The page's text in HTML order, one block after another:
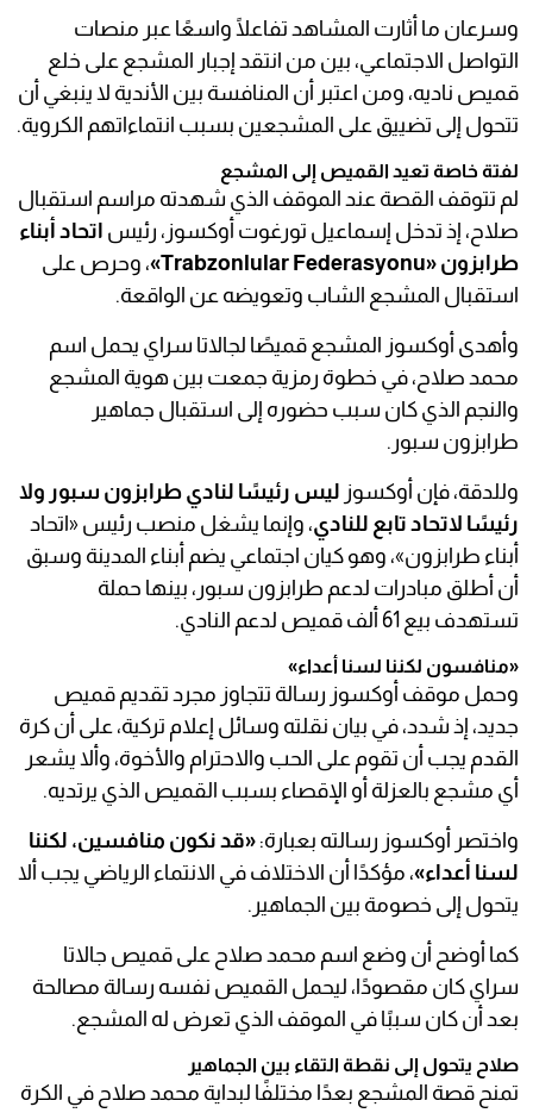
وسرعان ما أثارت المشاهد تفاعلًا واسعًا عبر منصات
التواصل الاجتماعي، بين من انتقد إجبار المشجع على خلع
قميص ناديه، ومن اعتبر أن المنافسة بين الأندية لا ينبغي أن
تتحول إلى تضييق على المشجعين بسبب انتماءاتهم الكروية.
لفتة خاصة تعيد القميص إلى المشجع
لم تتوقف القصة عند الموقف الذي شهدته مراسم استقبال
صلاح، إذ تدخل إسماعيل تورغوت أوكسوز، رئيس اتحاد أبناء
طرابزون «Trabzonlular Federasyonu»
، وحرص على
استقبال المشجع الشاب وتعويضه عن الواقعة.
وأهدى أوكسوز المشجع قميصًا لجالاتا سراي يحمل اسم
محمد صلاح، في خطوة رمزية جمعت بين هوية المشجع
والنجم الذي كان سبب حضوره إلى استقبال جماهير
طرابزون سبور.
وللدقة، فإن أوكسوز ليس رئيسًا لنادي طرابزون سبور ولا
رئيسًا لاتحاد تابع للنادي، وإنما يشغل منصب رئيس «اتحاد
أبناء طرابزون»، وهو كيان اجتماعي يضم أبناء المدينة وسبق
أن أطلق مبادرات لدعم طرابزون سبور، بينها حملة
تستهدف بيع 61 ألف قميص لدعم النادي.
«منافسون لكننا لسنا أعداء»
وحمل موقف أوكسوز رسالة تتجاوز مجرد تقديم قميص
جديد، إذ شدد، في بيان نقلته وسائل إعلام تركية، على أن كرة
القدم يجب أن تقوم على الحب والاحترام والأخوة، وألا يشعر
أي مشجع بالعزلة أو الإقصاء بسبب القميص الذي يرتديه.
واختصر أوكسوز رسالته بعبارة: «قد نكون منافسين، لكننا
لسنا أعداء»، مؤكدًا أن الاختلاف في الانتماء الرياضي يجب ألا
يتحول إلى خصومة بين الجماهير.
كما أوضح أن وضع اسم محمد صلاح على قميص جالاتا
سراي كان مقصودًا، ليحمل القميص نفسه رسالة مصالحة
بعد أن كان سببًا في الموقف الذي تعرض له المشجع.
صلاح يتحول إلى نقطة التقاء بين الجماهير
تمنح قصة المشجع بعدًا مختلفًا لبداية محمد صلاح في الكرة